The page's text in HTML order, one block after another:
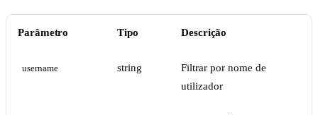
Parâmetro Tipo Descrição
username string
Filtrar por nome de
utilizador